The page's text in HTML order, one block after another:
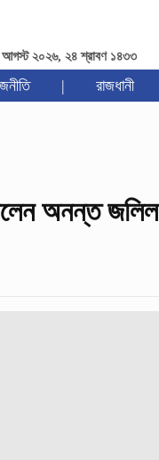
আগস্ট ২০২৬, ২৪ শ্রাবণ ১৪৩৩
| রাজধানী
অনন্ত জলিল